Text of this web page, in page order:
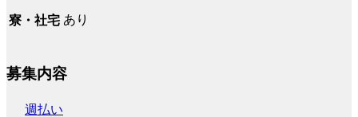
寮・社宅 あり
募集内容
週払い